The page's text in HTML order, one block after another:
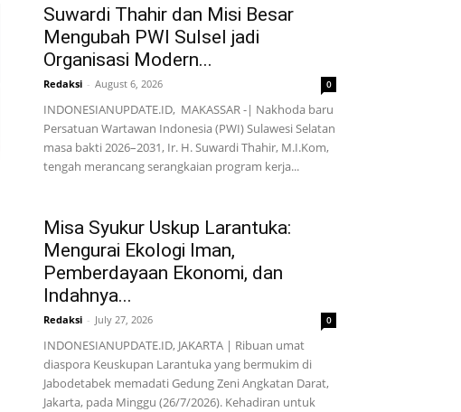
Suwardi Thahir dan Misi Besar
Mengubah PWI Sulsel jadi
Organisasi Modern...
Redaksi - August 6, 2026 0
INDONESIANUPDATE.ID, MAKASSAR -| Nakhoda baru
Persatuan Wartawan Indonesia (PWI) Sulawesi Selatan
masa bakti 2026–2031, Ir. H. Suwardi Thahir, M.I.Kom,
tengah merancang serangkaian program kerja...
Misa Syukur Uskup Larantuka:
Mengurai Ekologi Iman,
Pemberdayaan Ekonomi, dan
Indahnya...
Redaksi - July 27, 2026 0
INDONESIANUPDATE.ID, JAKARTA | Ribuan umat
diaspora Keuskupan Larantuka yang bermukim di
Jabodetabek memadati Gedung Zeni Angkatan Darat,
Jakarta, pada Minggu (26/7/2026). Kehadiran untuk